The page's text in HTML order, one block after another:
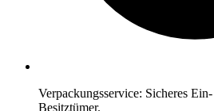
Verpackungsservice: Sicheres
Besitztümer.